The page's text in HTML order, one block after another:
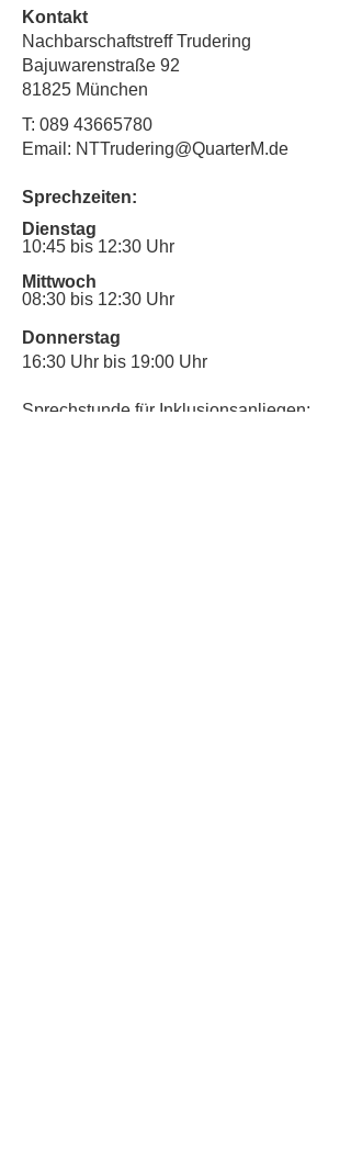
Kontakt
Nachbarschaftstreff Trudering
Bajuwarenstraße 92
81825 München
T: 089 43665780
Email: NTTrudering@QuarterM.de
Sprechzeiten:
Dienstag
10:45 bis 12:30 Uhr
Mittwoch
08:30 bis 12:30 Uhr
Donnerstag
16:30 Uhr bis 19:00 Uhr
Sprechstunde für Inklusionsanliegen: